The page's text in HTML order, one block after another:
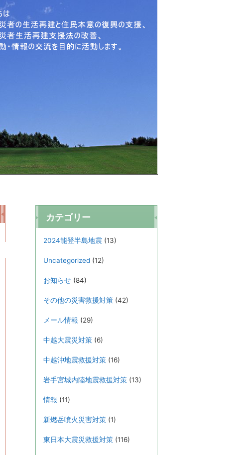
カテゴリー
2024能登半島地震 (13)
Uncategorized (12)
お知らせ (84)
その他の災害救援対策 (42)
メール情報 (29)
中越大震災対策 (6)
中越沖地震救援対策 (16)
岩手宮城内陸地震救援対策 (13)
情報 (11)
新燃岳噴火災害対策 (1)
東日本大震災救援対策 (116)